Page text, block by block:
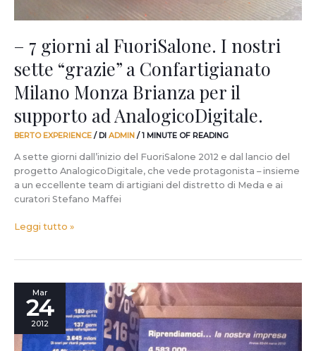
– 7 giorni al FuoriSalone. I nostri
sette “grazie” a Confartigianato
Milano Monza Brianza per il
supporto ad AnalogicoDigitale.
BERTO EXPERIENCE / DI ADMIN /1 MINUTE OF READING
A sette giorni dall’inizio del FuoriSalone 2012 e dal lancio del
progetto AnalogicoDigitale, che vede protagonista – insieme
a un eccellente team di artigiani del distretto di Meda e ai
curatori Stefano Maffei
Milano
Brianza
il
supporto
AnalogicoDigitale.
Leggi tutto »
Mar
24
2012
Giornata
Artigiano.